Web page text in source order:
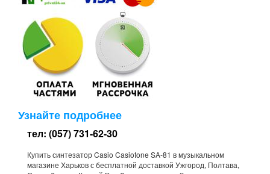
Узнайте подробнее
тел: (057) 731-62-30
Купить синтезатор Casio Casiotone SA-81 в музыкальном
магазине Харьков с бесплатной доставкой Ужгород, Полтава,